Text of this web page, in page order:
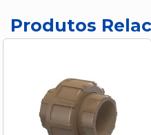
Produtos